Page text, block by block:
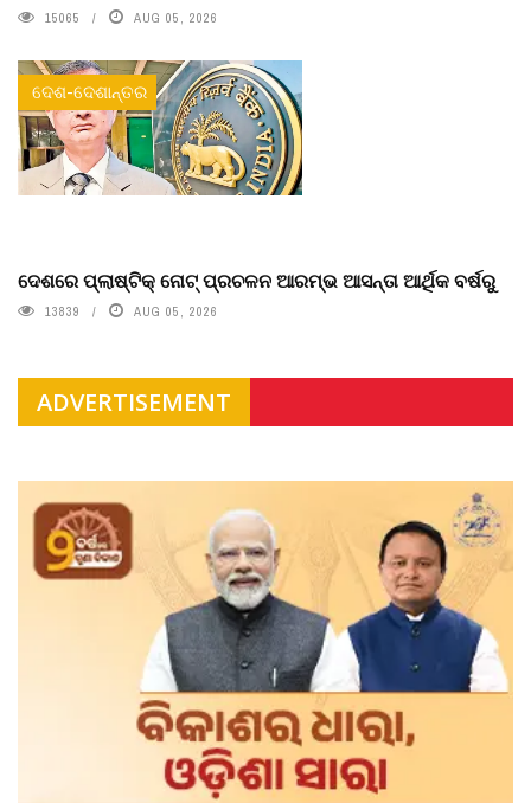
15065 AUG 05, 2026
ଦେଶ-ଦେଶାନ୍ତର
ଦେଶରେ ପ୍ଲାଷ୍ଟିକ୍ ନୋଟ୍‌ ପ୍ରଚଳନ ଆରମ୍ଭ ଆସନ୍ତା ଆର୍ଥିକ ବର୍ଷରୁ
13839 AUG 05, 2026
ADVERTISEMENT